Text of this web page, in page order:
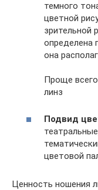
темного
цветной
зрительной
определена
она
Проще
линз
Подвид
цветовой
Ценность ношения